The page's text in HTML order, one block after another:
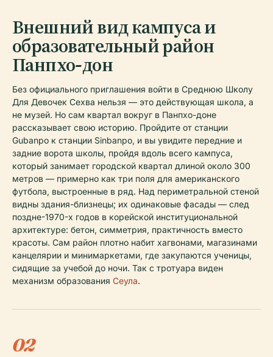
Внешний вид кампуса и
образовательный район
Панпхо-дон
Без официального приглашения войти в Среднюю Школу
Для Девочек Сехва нельзя — это действующая школа, а
не музей. Но сам квартал вокруг в Панпхо-доне
рассказывает свою историю. Пройдите от станции
Gubanpo к станции Sinbanpo, и вы увидите передние и
задние ворота школы, пройдя вдоль всего кампуса,
который занимает городской квартал длиной около 300
метров — примерно как три поля для американского
футбола, выстроенные в ряд. Над периметральной стеной
видны здания-близнецы; их одинаковые фасады — след
поздне-1970-х годов в корейской институциональной
архитектуре: бетон, симметрия, практичность вместо
красоты. Сам район плотно набит хагвонами, магазинами
канцелярии и минимаркетами, где закупаются ученицы,
сидящие за учебой до ночи. Так с тротуара виден
механизм образования Сеула.
02